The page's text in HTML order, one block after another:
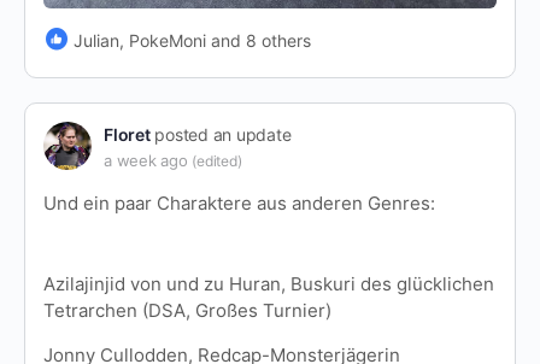
Julian, PokeMoni and 8 others
Floretposted an update
a week ago (edited)
Und ein paar Charaktere aus anderen Genres:
Azilajinjid von und zu Huran, Buskuri des glücklichen
Tetrarchen (DSA, Großes Turnier)
Jonny Cullodden, Redcap-Monsterjägerin